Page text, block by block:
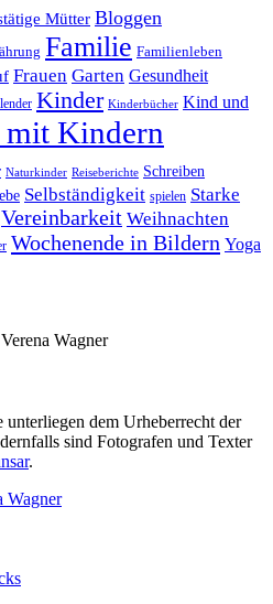
Mütter Bloggen
Familie Familienleben
Frauen Garten Gesundheit
Kinder Kinderbücher Kind und
mit Kindern
Naturkinder Reiseberichte Schreiben
Selbständigkeit spielen Starke
Vereinbarkeit Weihnachten
Wochenende in Bildern Yoga
Wagner
dem Urheberrecht der
sind Fotografen und Texter
.
Wagner